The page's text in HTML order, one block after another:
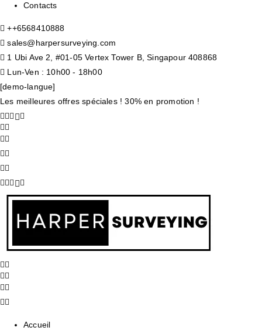
Contacts
++6568410888
sales@harpersurveying.com
1 Ubi Ave 2, #01-05 Vertex Tower B, Singapour 408868
Lun-Ven : 10h00 - 18h00
[demo-langue]
Les meilleures offres spéciales ! 30% en promotion !
Accueil